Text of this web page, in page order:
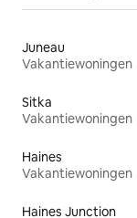
Juneau
Vakantiewoningen
Sitka
Vakantiewoningen
Haines
Vakantiewoningen
Haines Junction